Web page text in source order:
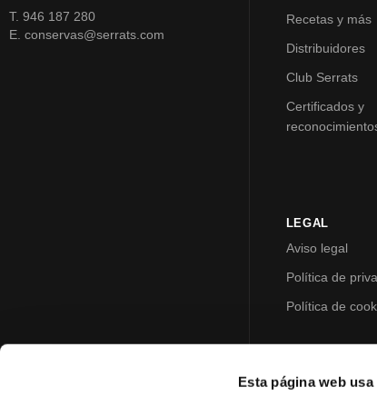
Esta página web
T. 946 187 280
E. conservas@serrats.com
Recetas y más
Distribuidores
Club Serrats
Certificados y
LEGAL
Aviso legal
Política de
Política de